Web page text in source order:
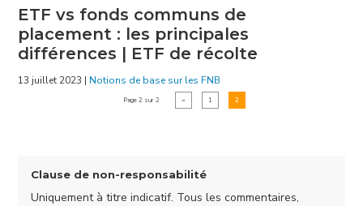
ETF vs fonds communs de
placement : les principales
différences | ETF de récolte
13 juillet 2023 | Notions de base sur les FNB
Page 2 sur 2 « 1 2
Clause de non-responsabilité
Uniquement à titre indicatif. Tous les commentaires,